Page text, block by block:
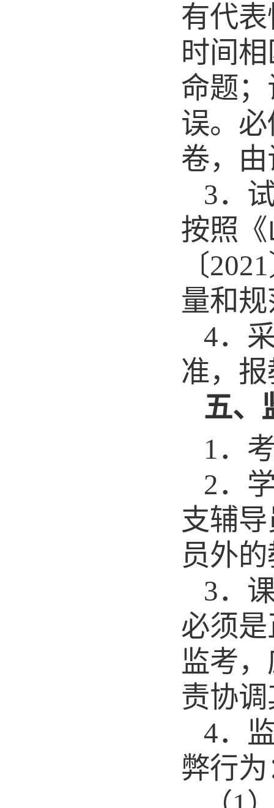
有代
时间
命题
误。
卷，
3．
按照
〔
量和
4．
准，
五、
1．
2．
支辅
员外
3．
必须是
监考
责协调
4．
弊行